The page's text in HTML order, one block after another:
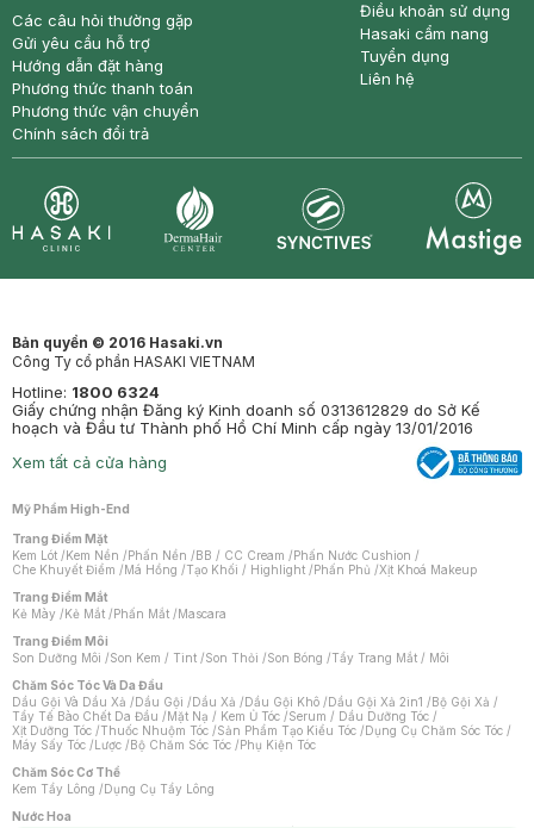
Các câu hỏi thường gặp
Gửi yêu cầu hỗ trợ
Hướng dẫn đặt hàng
Phương thức thanh toán
Phương thức vận chuyển
Chính sách đổi trả
Điều khoản sử dụng
Hasaki cẩm nang
Tuyển dụng
Liên hệ
Bản quyền © 2016 Hasaki.vn
Công Ty cổ phần HASAKI VIETNAM
Hotline: 1800 6324
Giấy chứng nhận Đăng ký Kinh doanh số 0313612829 do Sở Kế
hoạch và Đầu tư Thành phố Hồ Chí Minh cấp ngày 13/01/2016
Xem tất cả cửa hàng
Mỹ Phẩm High-End
Trang Điểm Mặt
Kem Lót /Kem Nền /Phấn Nền /BB / CC Cream /Phấn Nước Cushion /
Che Khuyết Điểm /Má Hồng /Tạo Khối / Highlight /Phấn Phủ /Xịt Khoá Makeup
Trang Điểm Mắt
Kẻ Mày /Kẻ Mắt /Phấn Mắt /Mascara
Trang Điểm Môi
Son Dưỡng Môi /Son Kem / Tint /Son Thỏi /Son Bóng /Tẩy Trang Mắt / Môi
Chăm Sóc Tóc Và Da Đầu
Dầu Gội Và Dầu Xả /Dầu Gội /Dầu Xả /Dầu Gội Khô /Dầu Gội Xả 2in1 /Bộ Gội Xả /
Tẩy Tế Bào Chết Da Đầu /Mặt Nạ / Kem Ủ Tóc /Serum / Dầu Dưỡng Tóc /
Xịt Dưỡng Tóc /Thuốc Nhuộm Tóc /Sản Phẩm Tạo Kiểu Tóc /Dụng Cụ Chăm Sóc Tóc /
Máy Sấy Tóc /Lược /Bộ Chăm Sóc Tóc /Phụ Kiện Tóc
Chăm Sóc Cơ Thể
Kem Tẩy Lông /Dụng Cụ Tẩy Lông
Nước Hoa